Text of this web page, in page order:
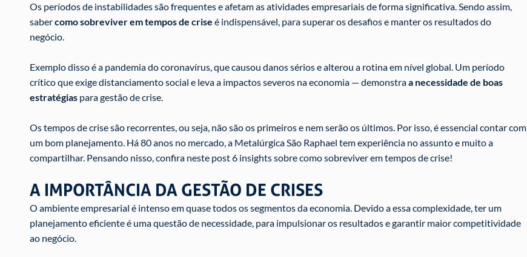
Os períodos de instabilidades são frequentes e afetam as atividades empresariais de forma significativa. Sendo assim,
sabercomo sobreviver em tempos de crise é indispensável, para superar os desafios e manter os resultados do
negócio.
Exemplo disso é a pandemia do coronavírus, que causou danos sérios e alterou a rotina em nível global. Um período
crítico que exige distanciamento social e leva a impactos severos na economia — demonstraa necessidade de boas
estratégias para gestão de crise.
Os tempos de crise são recorrentes, ou seja, não são os primeiros e nem serão os últimos. Por isso, é essencial contar com
um bom planejamento. Há 80 anos no mercado, a Metalúrgica São Raphael tem experiência no assunto e muito a
compartilhar. Pensando nisso, confira neste post 6 insights sobre como sobreviver em tempos de crise!
A IMPORTÂNCIA DA GESTÃO DE CRISES
O ambiente empresarial é intenso em quase todos os segmentos da economia. Devido a essa complexidade, ter um
planejamento eficiente é uma questão de necessidade, para impulsionar os resultados e garantir maior competitividade
ao negócio.